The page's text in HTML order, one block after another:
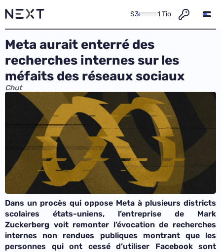
S3 1 Tio
Meta aurait enterré des
recherches internes sur les
méfaits des réseaux sociaux
Chut
Dans un procès qui oppose Meta à plusieurs districts
scolaires états-uniens, l’entreprise de Mark
Zuckerberg voit remonter l’évocation de recherches
internes non rendues publiques montrant que les
personnes qui ont cessé d’utiliser Facebook sont